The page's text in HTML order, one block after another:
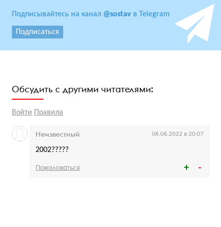
Подписывайтесь на канал @sostav в Telegram
Подписаться
Обсудить с другими читателями:
Войти Правила
2002?????
Неизвестный 06.06.2022 в 20:07
Пожаловаться